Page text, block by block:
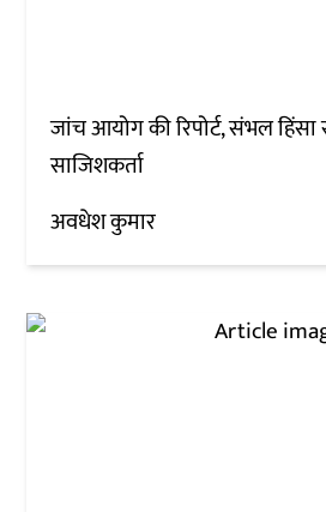
जांच आयोग की रिपोर्ट, संभल
साजिशकर्ता
अवधेश कुमार